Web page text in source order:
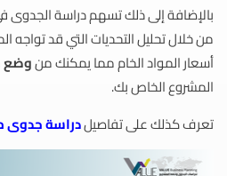
بالإضافة إلى ذلك تسهم دراسة الجدوى
من خلال تحليل التحديات التي قد تواجه
أسعار المواد الخام مما يمكنك منوضع
المشروع الخاص بك.
تعرف كذلك على تفاصيلدراسة جدوى